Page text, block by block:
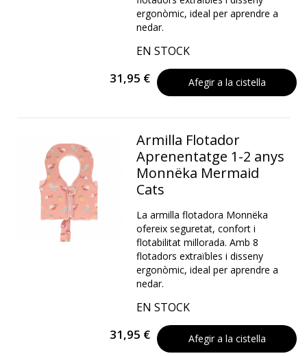
ergonòmic, ideal per aprendre a
nedar.
EN STOCK
31,95 € Afegir a la cistella
Armilla Flotador
Aprenentatge 1-2 anys
Monnëka Mermaid
Cats
La armilla flotadora Monnëka
ofereix seguretat, confort i
flotabilitat millorada. Amb 8
flotadors extraïbles i disseny
ergonòmic, ideal per aprendre a
nedar.
EN STOCK
31,95 € Afegir a la cistella